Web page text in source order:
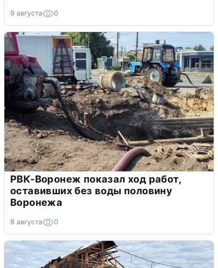
9 августа 0
РВК-Воронеж показал ход работ,
оставивших без воды половину
Воронежа
8 августа 0